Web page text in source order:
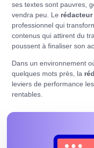
ses textes sont pauvres,
vendra peu. Le
professionnel qui
contenus qui attirent du
poussent à finaliser son
Dans un environnement
quelques mots près, la
leviers de performance
rentables.